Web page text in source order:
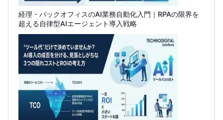
経理・バックオフィスのAI業務自動化入門｜RPAの限界を
超える自律型AIエージェント導入戦略